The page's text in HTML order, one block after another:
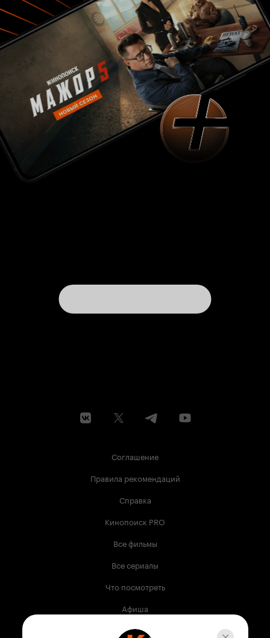
Соглашение
Правила рекомендаций
Справка
Кинопоиск PRO
Все фильмы
Все сериалы
Что посмотреть
Афиша
Музыка